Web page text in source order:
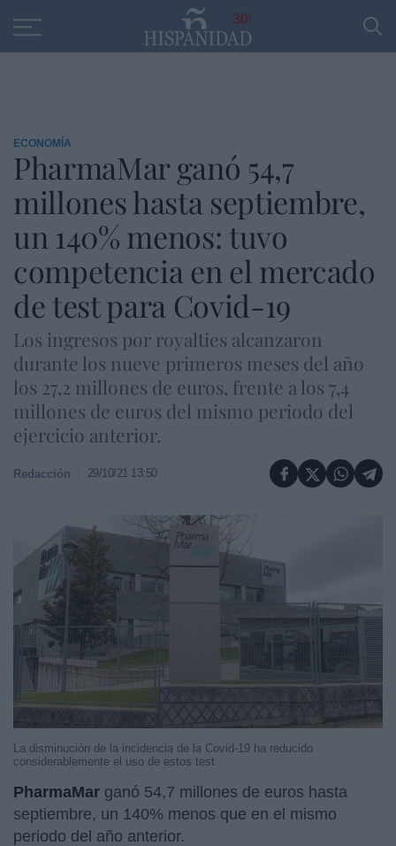
30
ECONOMÍA
PharmaMar ganó 54,7
millones hasta septiembre,
un 140% menos: tuvo
competencia en el mercado
de test para Covid-19
Los ingresos por royalties alcanzaron
durante los nueve primeros meses del año
los 27,2 millones de euros, frente a los 7,4
millones de euros del mismo periodo del
ejercicio anterior.
Redacción 29/10/21 13:50
La disminución de la incidencia de la Covid-19 ha reducido
considerablemente el uso de estos test
PharmaMar ganó 54,7 millones de euros hasta
septiembre, un 140% menos que en el mismo
periodo del año anterior.